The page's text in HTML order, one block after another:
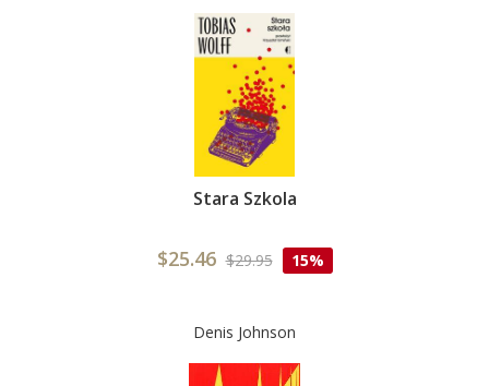
Stara Szkola
$25.46 $29.95 15%
Denis Johnson